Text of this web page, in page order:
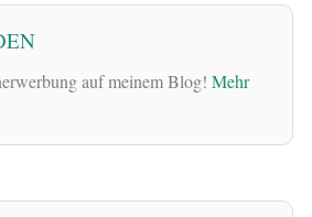
auf meinem Blog! Mehr